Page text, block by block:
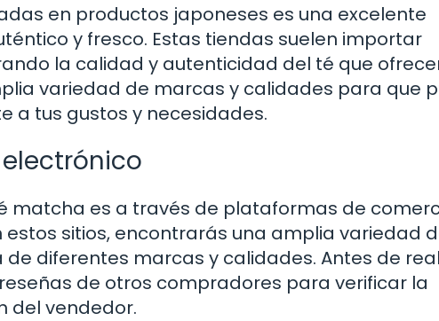
en productos japoneses es una excelente
y fresco. Estas tiendas suelen importar
la calidad y autenticidad del té que
variedad de marcas y calidades para que
a tus gustos y necesidades.
matcha es a través de plataformas de
estos sitios, encontrarás una amplia variedad
diferentes marcas y calidades. Antes de
de otros compradores para verificar la
del vendedor.